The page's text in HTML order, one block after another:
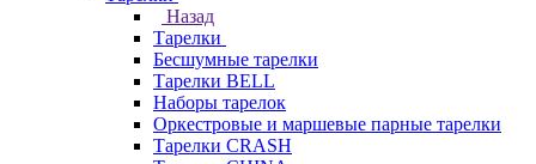
Назад
Тарелки
Бесшумные тарелки
Тарелки BELL
Наборы тарелок
Оркестровые и маршевые парные тарелки
Тарелки CRASH